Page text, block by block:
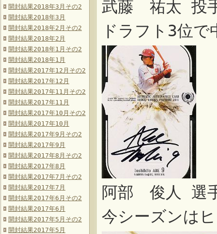
開封結果2018年3月その2
開封結果2018年3月
開封結果2018年2月その2
開封結果2018年2月
開封結果2018年1月その2
開封結果2018年1月
開封結果2017年12月その2
開封結果2017年12月
開封結果2017年11月その2
開封結果2017年11月
開封結果2017年10月その2
開封結果2017年10月
開封結果2017年9月その2
開封結果2017年9月
開封結果2017年8月その2
開封結果2017年8月
開封結果2017年7月その2
開封結果2017年7月
開封結果2017年6月その2
開封結果2017年6月
開封結果2017年5月その2
開封結果2017年5月
武藤 祐太 投
ドラフト3位
阿部 俊人 選
今シーズンは